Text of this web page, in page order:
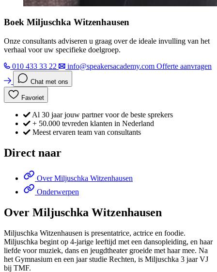
Boek Miljuschka Witzenhausen
Onze consultants adviseren u graag over de ideale invulling van het
verhaal voor uw specifieke doelgroep.
010 433 33 22
info@speakersacademy.com Offerte aanvragen
Chat met ons
Favoriet
Al 30 jaar jouw partner voor de beste sprekers
+ 50.000 tevreden klanten in Nederland
Meest ervaren team van consultants
Direct naar
Over Miljuschka Witzenhausen
Onderwerpen
Over Miljuschka Witzenhausen
Miljuschka Witzenhausen is presentatrice, actrice en foodie.
Miljuschka begint op 4-jarige leeftijd met een dansopleiding, en haar
liefde voor muziek, dans en jeugdtheater groeide met haar mee. Na
het Gymnasium en een jaar studie Rechten, is Miljuschka 3 jaar VJ
bij TMF.